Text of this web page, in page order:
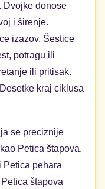
Dvojke donose
i širenje.
izazov. Šestice
potragu ili
ili pritisak.
kraj ciklusa
se preciznije
Petica štapova.
Petica pehara
štapova